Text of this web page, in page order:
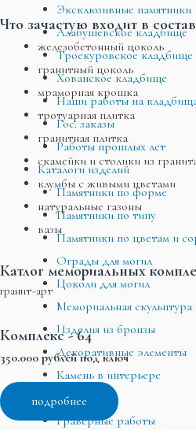
Эксклюзивные памятники
Алабушевское кладбище
Троекуровское кладбище
Хованское кладбище
Наши работы на
Гос. заказы
Работы прошлых лет
Каталоги изделий
Памятники по форме
Памятники по типу
Памятники по цветам и
Ограды для могил
Цоколи для могил
Мемориальная скульптура
Изделия из бронзы
Декоративные элементы
Камень в интерьере
Наши услуги
Граверные работы
Что зачастую входит в
железобетонный цоколь
гранитный цоколь
мраморная крошка
тротуарная плитка
гранитная плитка
скамейки и столики из
клумбы с живыми цветами
натуральные газоны
вазы
Катлог мемориальных
гранит-арт
Комплекс - 64
350.000 рублей под ключ
подробнее